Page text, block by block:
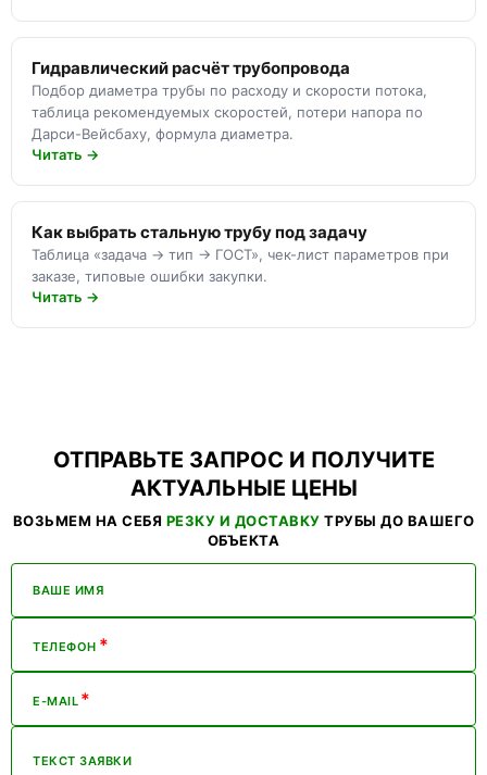
Гидравлический расчёт трубопровода
Подбор диаметра трубы по расходу и скорости потока,
таблица рекомендуемых скоростей, потери напора по
Дарси-Вейсбаху, формула диаметра.
Читать →
Как выбрать стальную трубу под задачу
Таблица «задача → тип → ГОСТ», чек-лист параметров при
заказе, типовые ошибки закупки.
Читать →
ОТПРАВЬТЕ ЗАПРОС И ПОЛУЧИТЕ
АКТУАЛЬНЫЕ ЦЕНЫ
ВОЗЬМЕМ НА СЕБЯ РЕЗКУ И ДОСТАВКУ ТРУБЫ ДО ВАШЕГО
ОБЪЕКТА
ВАШЕ ИМЯ
ТЕЛЕФОН *
E-MAIL *
ТЕКСТ ЗАЯВКИ